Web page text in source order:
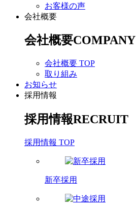
お客様の声
会社概要
会社概要COMPANY
会社概要 TOP
取り組み
お知らせ
採用情報
採用情報RECRUIT
採用情報 TOP
新卒採用